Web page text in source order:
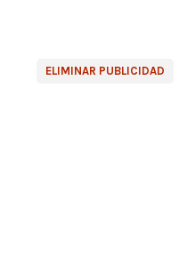
ELIMINAR PUBLICIDAD